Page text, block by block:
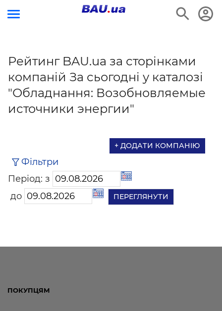
Рейтинг BAU.ua за сторінками
компаній За сьогодні у каталозі
"Обладнання: Возобновляемые
источники энергии"
+ ДОДАТИ КОМПАНІЮ
Фільтри
Період: з
до
ПОКУПЦЯМ